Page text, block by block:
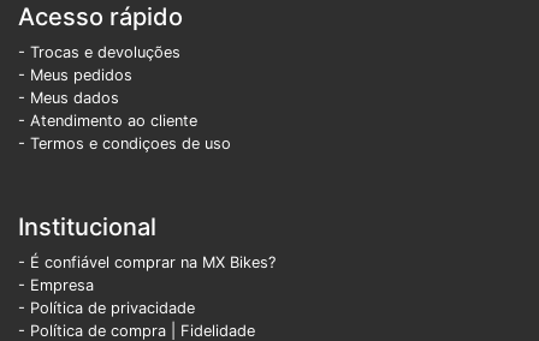
Acesso rápido
- Trocas e devoluções
- Meus pedidos
- Meus dados
- Atendimento ao cliente
- Termos e condiçoes de uso
Institucional
- É confiável comprar na MX Bikes?
- Empresa
- Política de privacidade
- Política de compra | Fidelidade